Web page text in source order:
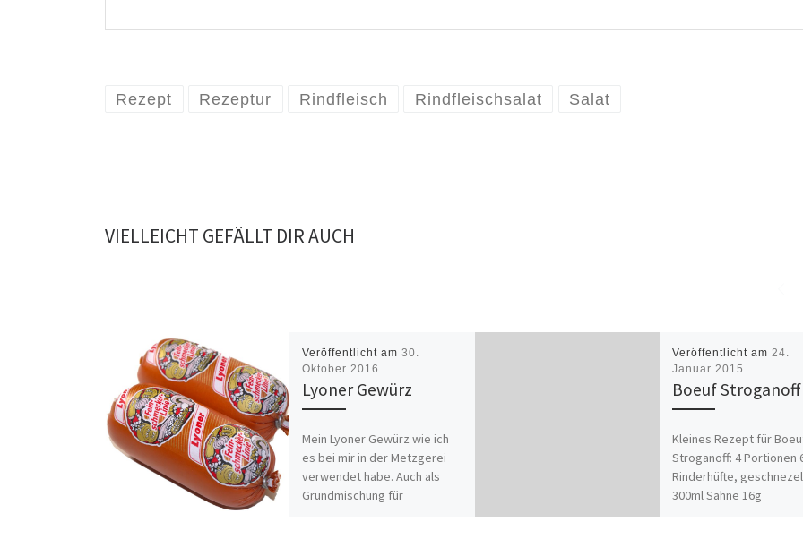
Rezept Rezeptur Rindfleisch Rindfleischsalat Salat
VIELLEICHT GEFÄLLT DIR AUCH
Veröffentlicht am30.
Oktober 2016
Lyoner Gewürz
Mein Lyoner Gewürz wie ich
es bei mir in der Metzgerei
verwendet habe. Auch als
Grundmischung für
Veröffentlicht am 24.
Januar 2015
Boeuf Stroganoff
Kleines Rezept für
Stroganoff: 4 Portionen
Rinderhüfte,
300ml Sahne 16g